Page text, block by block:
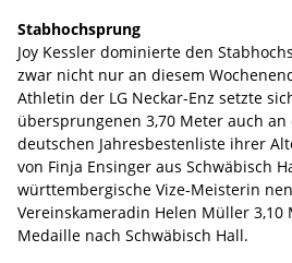
Stabhochsprung
Joy Kessler dominierte den
zwar nicht nur an diesem
Athletin der LG Neckar-Enz setzte
übersprungenen 3,70 Meter auch
deutschen Jahresbestenliste ihrer
von Finja Ensinger aus Schwäbisch
württembergische Vize-Meisterin
Vereinskameradin Helen Müller
Medaille nach Schwäbisch Hall.